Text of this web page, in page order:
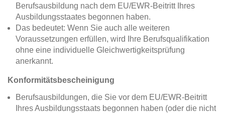
Berufsausbildung nach dem EU/EWR-Beitritt Ihres
Ausbildungsstaates begonnen haben.
Das bedeutet: Wenn Sie auch alle weiteren
Voraussetzungen erfüllen, wird Ihre Berufsqualifikation
ohne eine individuelle Gleichwertigkeitsprüfung
anerkannt.
Konformitätsbescheinigung
Berufsausbildungen, die Sie vor dem EU/EWR-Beitritt
Ihres Ausbildungsstaats begonnen haben (oder die nicht